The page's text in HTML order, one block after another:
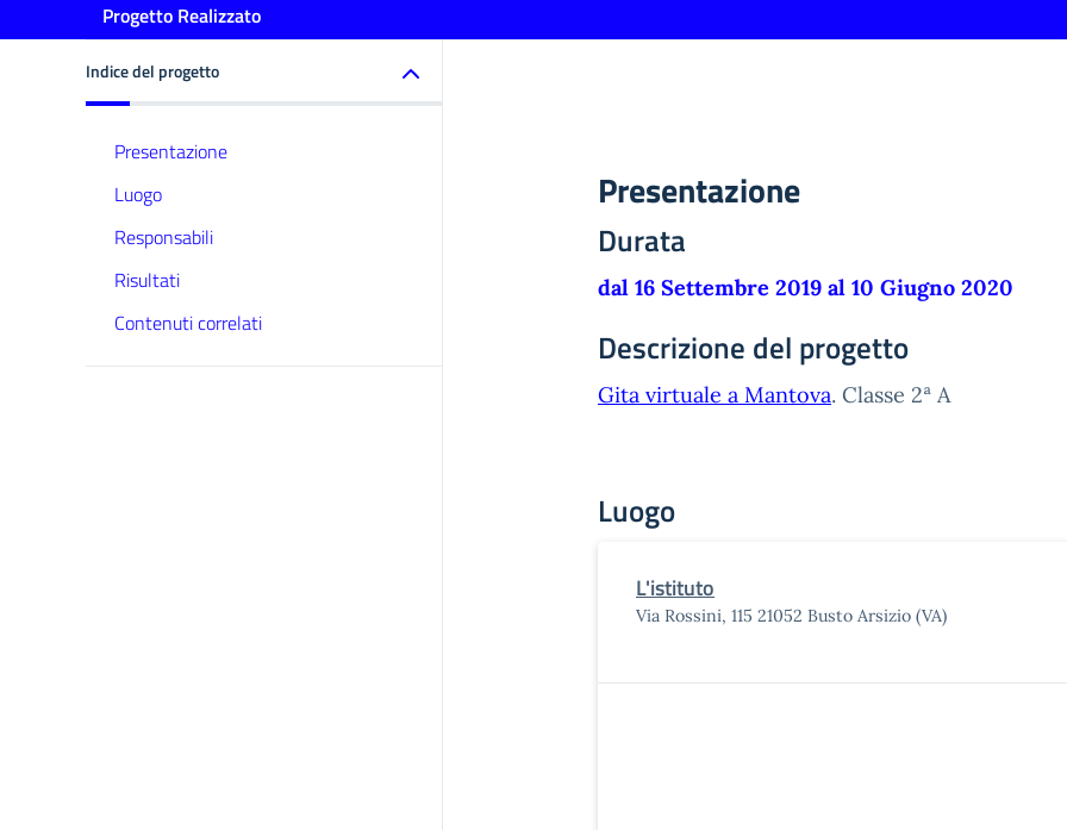
Progetto Realizzato
Indice del progetto
Presentazione
Luogo
Responsabili
Risultati
Contenuti correlati
Presentazione
Durata
dal 16 Settembre 2019 al 10 Giugno 2020
Descrizione del progetto
Gita virtuale a Mantova. Classe 2ª A
Luogo
L'istituto
Via Rossini, 115 21052 Busto Arsizio (VA)